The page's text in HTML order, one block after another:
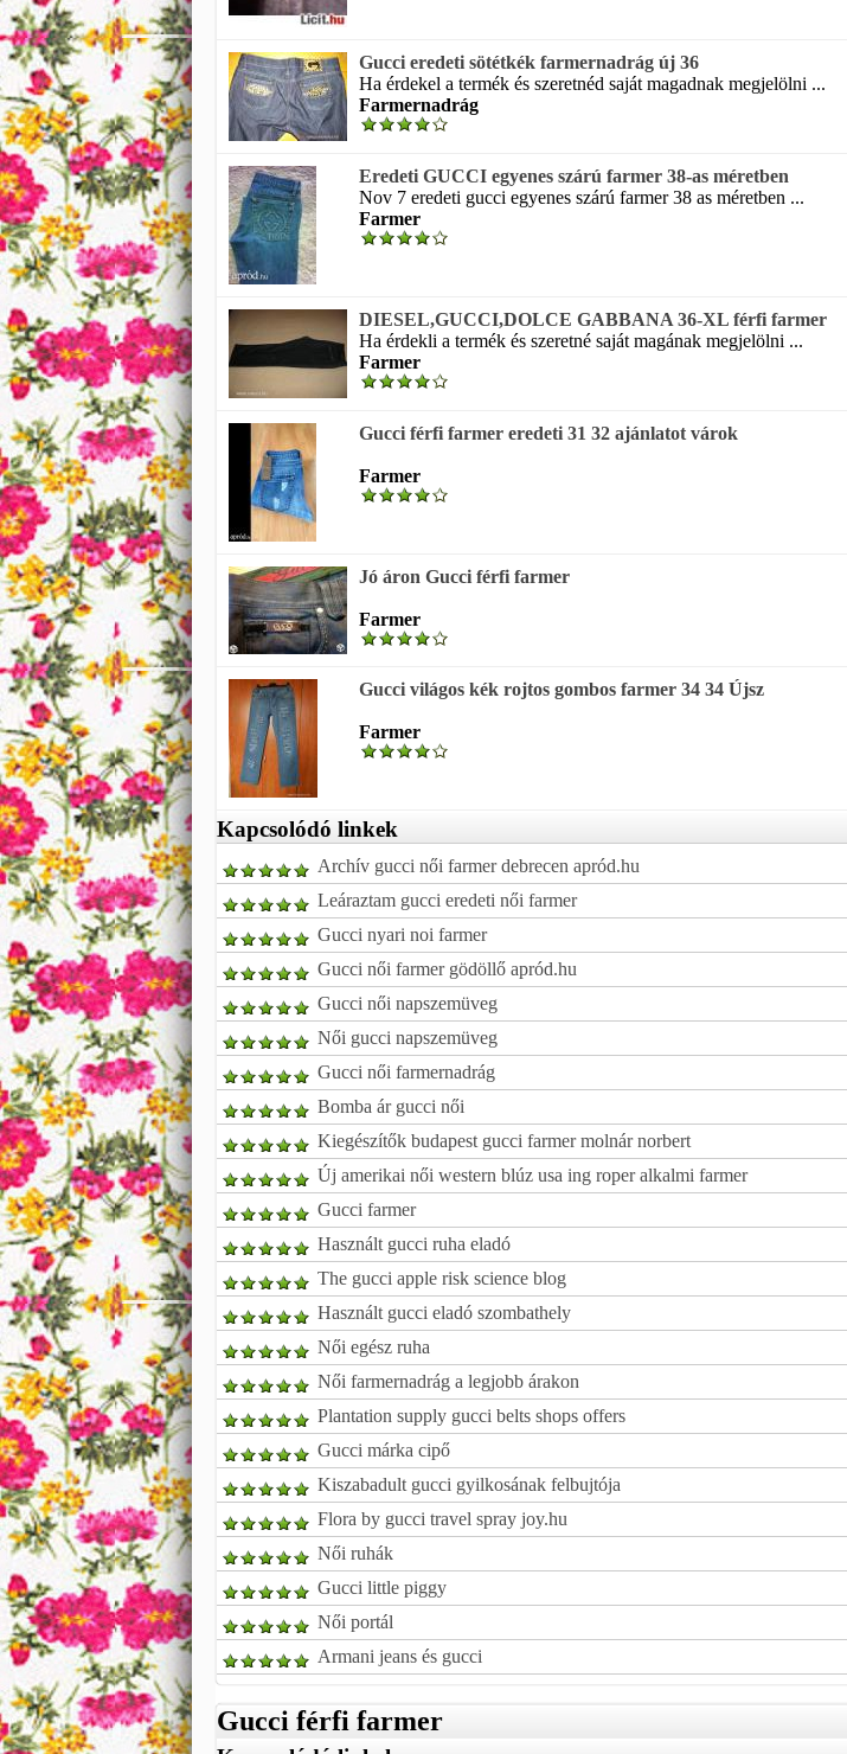
Gucci eredeti sötétkék farmernadrág új 36
Ha érdekel a termék és szeretnéd saját magadnak megjelölni ...
Farmernadrág
Eredeti GUCCI egyenes szárú farmer 38-as méretben
Nov 7 eredeti gucci egyenes szárú farmer 38 as méretben ...
Farmer
DIESEL,GUCCI,DOLCE GABBANA 36-XL férfi farmer
Ha érdekli a termék és szeretné saját magának megjelölni ...
Farmer
Gucci férfi farmer eredeti 31 32 ajánlatot várok
Farmer
Jó áron Gucci férfi farmer
Farmer
Gucci világos kék rojtos gombos farmer 34 34 Újsz
Farmer
Kapcsolódó linkek
Archív gucci női farmer debrecen apród.hu
Leáraztam gucci eredeti női farmer
Gucci nyari noi farmer
Gucci női farmer gödöllő apród.hu
Gucci női napszemüveg
Női gucci napszemüveg
Gucci női farmernadrág
Bomba ár gucci női
Kiegészítők budapest gucci farmer molnár norbert
Új amerikai női western blúz usa ing roper alkalmi farmer
Gucci farmer
Használt gucci ruha eladó
The gucci apple risk science blog
Használt gucci eladó szombathely
Női egész ruha
Női farmernadrág a legjobb árakon
Plantation supply gucci belts shops offers
Gucci márka cipő
Kiszabadult gucci gyilkosának felbujtója
Flora by gucci travel spray joy.hu
Női ruhák
Gucci little piggy
Női portál
Armani jeans és gucci
Gucci férfi farmer